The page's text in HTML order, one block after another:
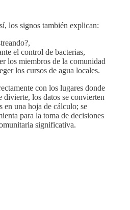
los signos también explican:
el control de bacterias,
los miembros de la comunidad
los cursos de agua locales.
con los lugares donde
divierte, los datos se convierten
en una hoja de cálculo; se
para la toma de decisiones
significativa.